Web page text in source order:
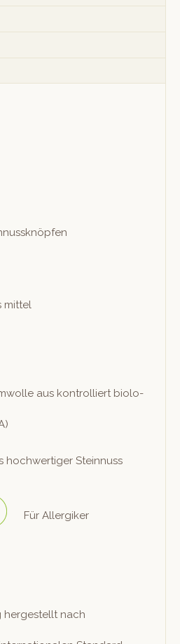
mittel
aus kon­trol­liert biol­o­
hochw­er­tiger Steinnuss
Für Allergik­er
hergestellt nach